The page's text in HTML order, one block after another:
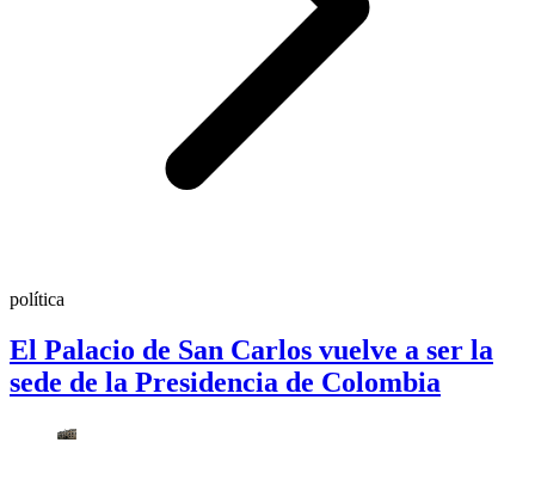
política
El Palacio de San Carlos vuelve a ser la
sede de la Presidencia de Colombia